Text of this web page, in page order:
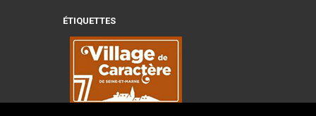
ÉTIQUETTES